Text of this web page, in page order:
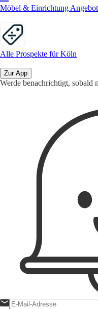
Möbel & Einrichtung
Alle Prospekte für Köln
Zur App
Werde benachrichtigt, sobald